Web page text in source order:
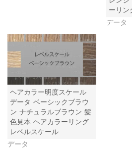
ーリン
データ
ヘアカラー明度スケール
データ ベーシックブラウ
ン ナチュラルブラウン 髪
色見本 ヘアカラーリング
レベルスケール
データ